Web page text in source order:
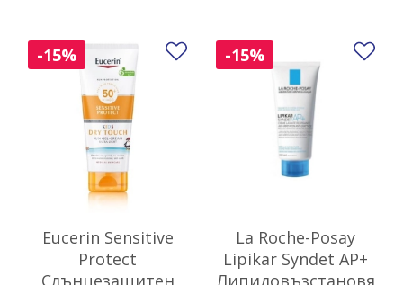
Eucerin Sensitive
Protect
Слънцезащитен
-15% Добави в любими
La Roche-Posay
Lipikar Syndet AP+
Липидовъзстановя
-15%